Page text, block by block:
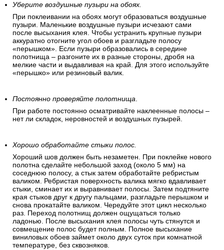
Уберите воздушные пузыри на обоях.
При поклеивании на обоях могут образоваться воздушные
пузыри. Маленькие воздушные пузыри исчезают сами
после высыхания клея. Чтобы устранить крупные пузыри
аккуратно отогните угол обоев и разгладьте полосу
«перышком». Если пузыри образовались в середине
полотнища – разгоните их в разные стороны, дробя на
мелкие части и выдавливая на край. Для этого используйте
«перышко» или резиновый валик.
Постоянно проверяйте полотнища.
При работе постоянно осматривайте наклеенные полосы –
нет ли складок, неровностей и воздушных пузырей.
Хорошо обработайте стыки полос.
Хороший шов должен быть незаметен. При поклейке нового
полотна сделайте небольшой заход (около 5 мм) на
соседнюю полосу, а стык затем обработайте ребристым
валиком. Ребристая поверхность валика мягко вдавливает
стыки, сминает их и выравнивает полосы. Затем подтяните
края стыков друг к другу пальцами, разгладьте перышком и
снова прокатайте валиком. Чередуйте этот цикл несколько
раз. Переход полотнищ должен ощущаться только
ладонью. После высыхания клея полосы чуть стянутся и
совмещение полос будет полным. Полное высыхание
виниловых обоев займет около двух суток при комнатной
температуре, без сквозняков.